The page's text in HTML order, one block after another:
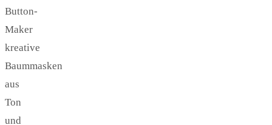
Button-
Maker
kreative
Baummasken
aus
Ton
und